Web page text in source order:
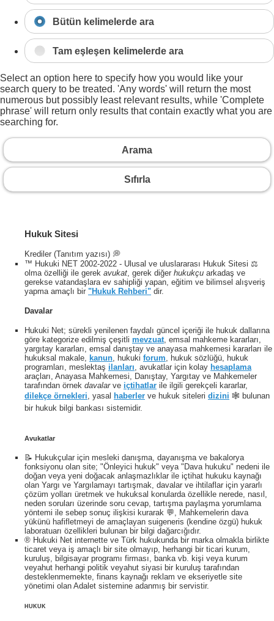
Bütün kelimelerde ara
Tam eşleşen kelimelerde ara
Select an option here to specify how you would like your
search query to be treated. 'Any words' will return the most
numerous but possibly least relevant results, while 'Complete
phrase' will return only results that contain exactly what you are
searching for.
Arama
Sıfırla
Hukuk Sitesi
Krediler (Tanıtım yazısı) 💭
™ Hukuki NET 2002-2022 - Ulusal ve uluslararası Hukuk Sitesi ⚖️
olma özelliği ile gerek avukat , gerek diğer hukukçu arkadaş ve
gerekse vatandaşlara ev sahipliği yapan, eğitim ve bilimsel alışveriş
yapma amaçlı bir "Hukuk Rehberi" dir.
Davalar
Hukuki Net; sürekli yenilenen faydalı güncel içeriği ile hukuk dallarına
göre kategorize edilmiş çeşitli mevzuat, emsal mahkeme kararları,
yargıtay kararları, emsal danıştay ve anayasa mahkemesi kararları ile
hukuksal makale, kanun, hukuki forum, hukuk sözlüğü, hukuk
programları, meslektaş ilanları, avukatlar için kolay hesaplama
araçları, Anayasa Mahkemesi, Danıştay, Yargıtay ve Mahkemeler
tarafından örnek davalarve içtihatlar ile ilgili gerekçeli kararlar,
dilekçe örnekleri, yasal haberler ve hukuk siteleri dizini 🕸 bulunan
bir hukuk bilgi bankası sistemidir.
Avukatlar
📝 Hukukçular için mesleki danışma, dayanışma ve bakalorya
fonksiyonu olan site; "Önleyici hukuk" veya "Dava hukuku" nedeni ile
doğan veya yeni doğacak anlaşmazlıklar ile içtihat hukuku kaynağı
olan Yargı ve Yargılamayı tartışmak, davalar ve ihtilaflar için yararlı
çözüm yolları üretmek ve hukuksal konularda özellikle nerede, nasıl,
neden soruları üzerinde soru cevap, tartışma paylaşma yorumlama
yöntemi ile sebep sonuç ilişkisi kurarak 💬, Mahkemelerin dava
yükünü hafifletmeyi de amaçlayan suigeneris (kendine özgü) hukuk
laboratuarı özellikleri bulunan bir bilgi dağarcığıdır.
® Hukuki Net internette ve Türk hukukunda bir marka olmakla birlikte
ticaret veya iş amaçlı bir site olmayıp, herhangi bir ticari kurum,
kuruluş, bilgisayar programı firması, banka vb. kişi veya kurum
veyahut herhangi politik veyahut siyasi bir kuruluş tarafından
desteklenmemekte, finans kaynağı reklam ve ekseriyetle site
yönetimi olan Adalet sistemine adanmış bir servistir.
HUKUK